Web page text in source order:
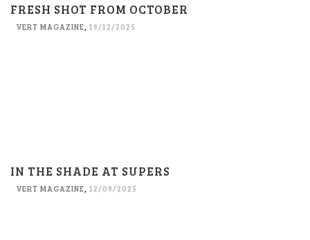
FRESH SHOT FROM OCTOBER
VERT MAGAZINE, 19/12/2025
IN THE SHADE AT SUPERS
VERT MAGAZINE, 12/09/2025